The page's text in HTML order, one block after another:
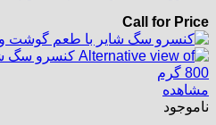
Call for Price
مشاهده
ناموجود